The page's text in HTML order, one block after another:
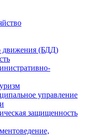
движения (БДД)
управление
защищенность